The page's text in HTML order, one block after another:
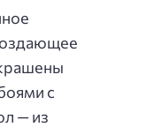
с
— из